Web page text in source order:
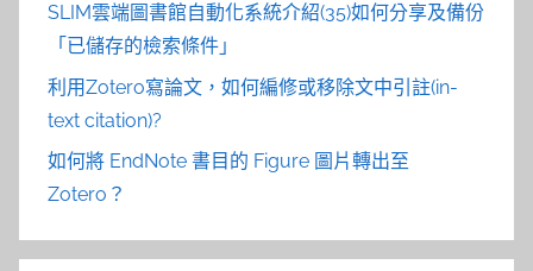
SLIM雲端圖書館自動化系統介紹(35)如何分享及備份
「已儲存的檢索條件」
利用Zotero寫論文，如何編修或移除文中引註(in-
text citation)?
如何將 EndNote 書目的 Figure 圖片轉出至
Zotero？